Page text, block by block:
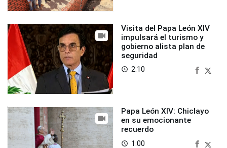
Visita del Papa León XIV
impulsará el turismo y
gobierno alista plan de
seguridad
access_time 2:10
Papa León XIV: Chiclayo
en su emocionante
recuerdo
access_time 1:00